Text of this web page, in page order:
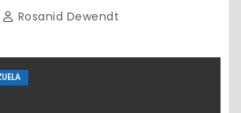
Rosanid Dewendt